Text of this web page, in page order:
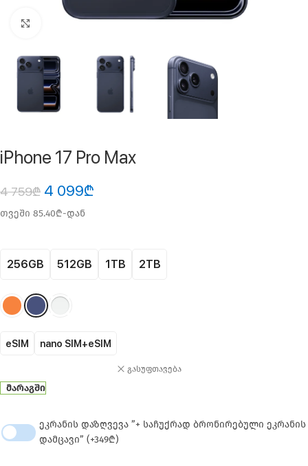
ფოტოს გადიდება
iPhone 17 Pro Max
4 759₾ 4 099₾
თვეში 85.40₾-დან
256GB 512GB 1TB 2TB
eSIM nano SIM+eSIM
გასუფთავება
მარაგში
ეკრანის დაზღვევა ”+ საჩუქრად ბრონირებული ეკრანის
დამცავი” (+349₾)